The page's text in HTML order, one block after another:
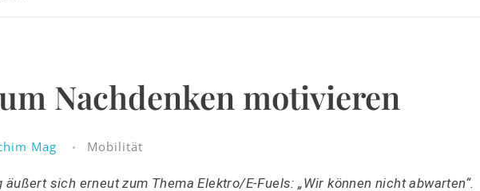
Nachdenken motivieren
Mag Mobilität
sich erneut zum Thema Elektro/E-Fuels: „Wir können nicht abwarten“.